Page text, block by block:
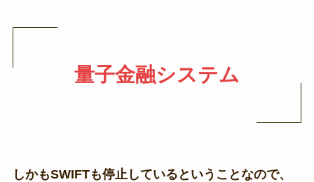
量子金融システム
しかもSWIFTも停止しているということなので、